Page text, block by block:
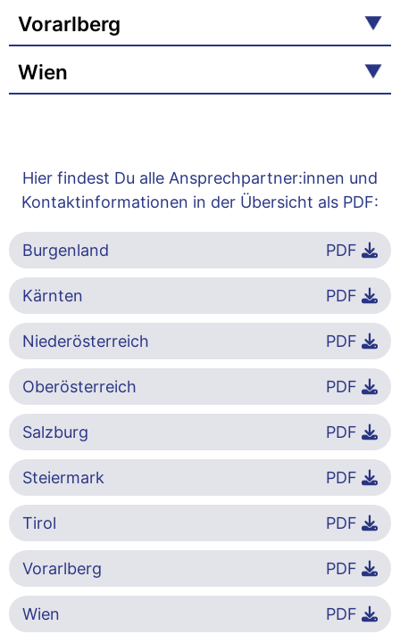
Vorarlberg
Wien
Hier findest Du alle Ansprechpartner:innen und
Kontaktinformationen in der Übersicht als PDF:
Burgenland PDF
Kärnten PDF
Niederösterreich PDF
Oberösterreich PDF
Salzburg PDF
Steiermark PDF
Tirol PDF
Vorarlberg PDF
Wien PDF